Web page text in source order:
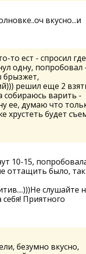
вкусно...и
то ест - спросил где
одну, попробовал
брызжет,
решил еще 2
собираюсь варить -
ее, думаю что
хрустеть будет
10-15,
оттащить было, так
слушайте
Приятного
безумно вкусно,